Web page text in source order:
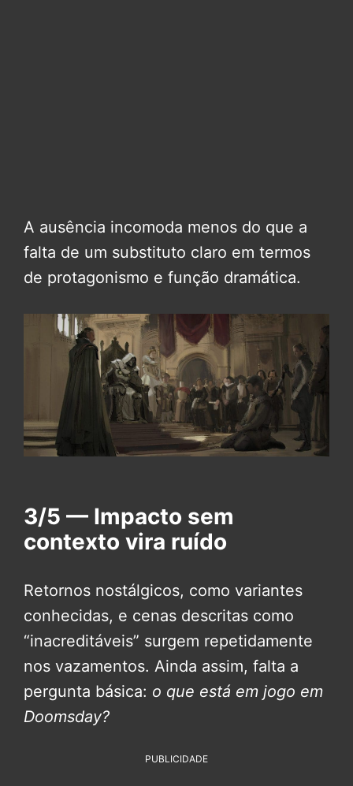
A ausência incomoda menos do que a
falta de um substituto claro em termos
de protagonismo e função dramática.
3/5 — Impacto sem
contexto vira ruído
Retornos nostálgicos, como variantes
conhecidas, e cenas descritas como
“inacreditáveis” surgem repetidamente
nos vazamentos. Ainda assim, falta a
pergunta básica: o que está em jogo em
Doomsday?
PUBLICIDADE